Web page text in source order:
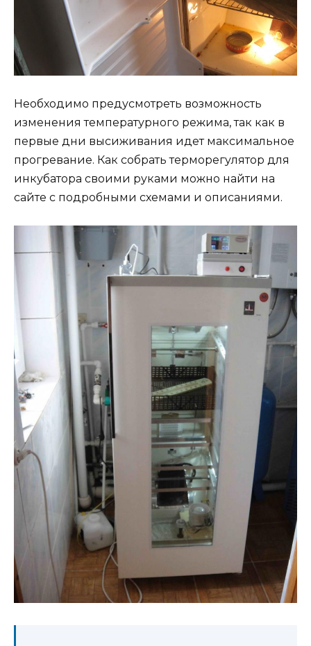
Необходимо предусмотреть возможность
изменения температурного режима, так как в
первые дни высиживания идет максимальное
прогревание. Как собрать терморегулятор для
инкубатора своими руками можно найти на
сайте с подробными схемами и описаниями.